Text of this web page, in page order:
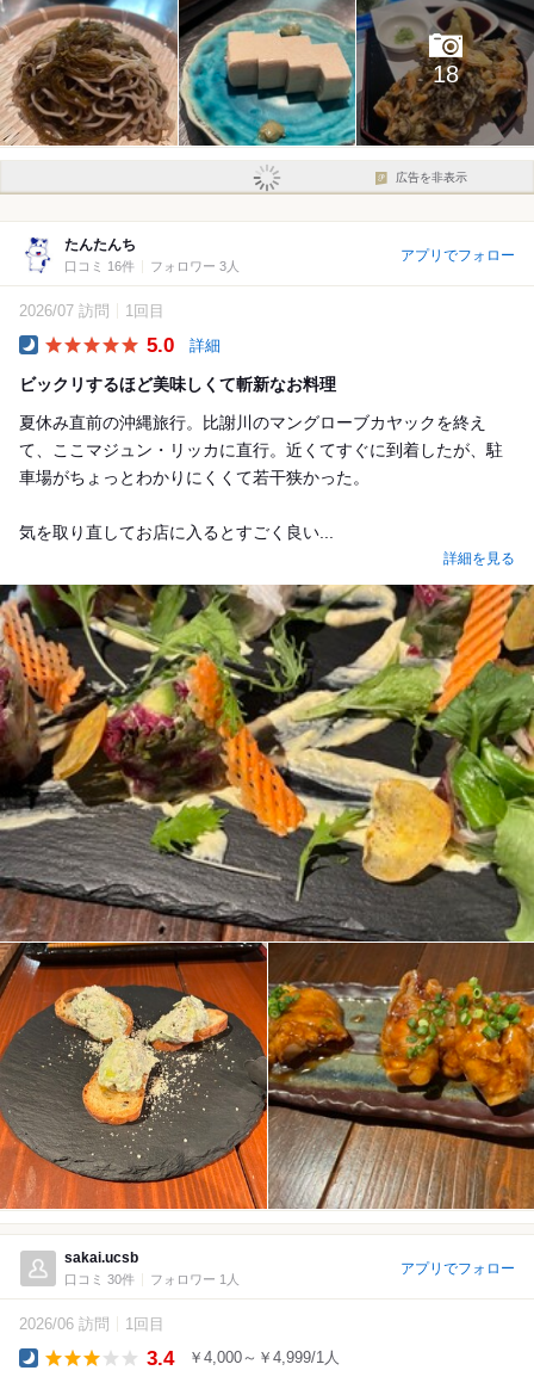
18
広告を非表示
たんたんち
口コミ 16件 フォロワー 3人
アプリでフォロー
2026/07 訪問 1回目
5.0 詳細
ビックリするほど美味しくて斬新なお料理
夏休み直前の沖縄旅行。比謝川のマングローブカヤックを終え
て、ここマジュン・リッカに直行。近くてすぐに到着したが、駐
車場がちょっとわかりにくくて若干狭かった。
気を取り直してお店に入るとすごく良い...
詳細を見る
sakai.ucsb
口コミ 30件 フォロワー 1人
アプリでフォロー
2026/06 訪問 1回目
3.4 ￥4,000～￥4,999/1人